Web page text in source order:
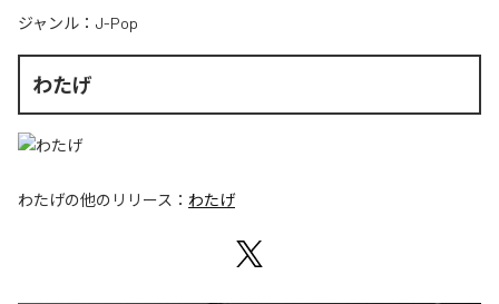
ジャンル： J-Pop
わたげ
わたげの他のリリース： わたげ